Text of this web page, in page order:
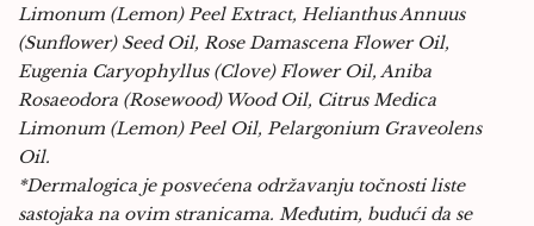
Limonum (Lemon) Peel Extract, Helianthus Annuus
(Sunflower) Seed Oil, Rose Damascena Flower Oil,
Eugenia Caryophyllus (Clove) Flower Oil, Aniba
Rosaeodora (Rosewood) Wood Oil, Citrus Medica
Limonum (Lemon) Peel Oil, Pelargonium Graveolens
Oil.
*Dermalogica je posvećena održavanju točnosti liste
sastojaka na ovim stranicama. Međutim, budući da se